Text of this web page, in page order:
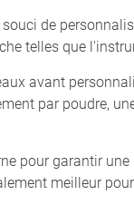
de
telles que
avant
par poudre,
pour garantir
meilleur